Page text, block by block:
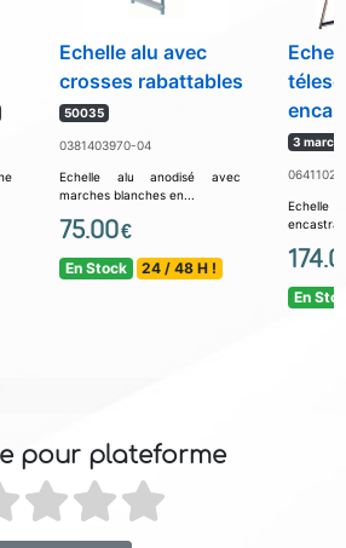
Echelle alu avec
crosses rabattables
50035
0381403970-04
Echelle alu anodisé avec
marches blanches en...
75.00€
En Stock 24 / 48 H !
3
En
pour plateforme